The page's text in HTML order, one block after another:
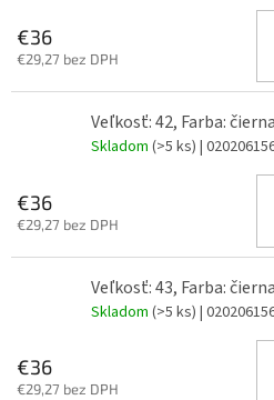
€36
€29,27 bez DPH
Veľkosť: 42, Farba:
Skladom (>5 ks) |
€36
€29,27 bez DPH
Veľkosť: 43, Farba:
Skladom (>5 ks) |
€36
€29,27 bez DPH